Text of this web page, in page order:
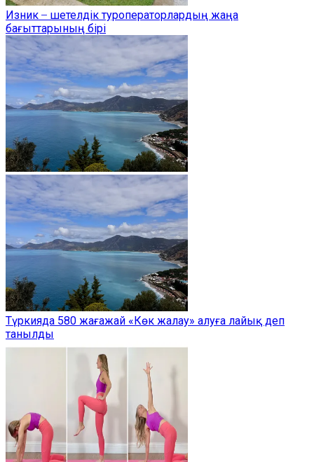
Изник ̶ шетелдік туроператорлардың жаңа
бағыттарының бірі
Түркияда 580 жағажай «Көк жалау» алуға лайық деп
танылды